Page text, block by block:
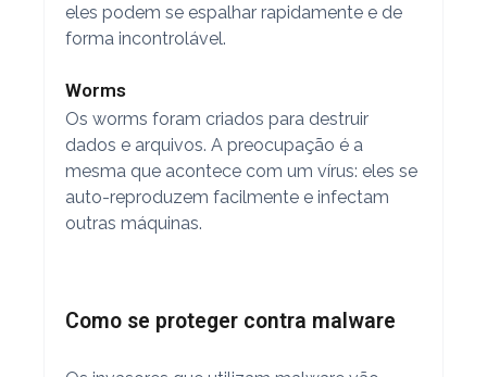
eles podem se espalhar rapidamente e de
forma incontrolável.
Worms
Os worms foram criados para destruir
dados e arquivos. A preocupação é a
mesma que acontece com um vírus: eles se
auto-reproduzem facilmente e infectam
outras máquinas.
Como se proteger contra malware